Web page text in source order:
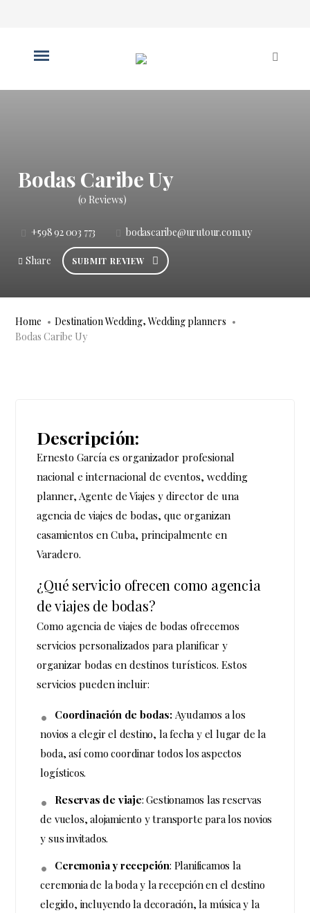
Bodas Caribe Uy
(0 Reviews)
+598 92 003 773 bodascaribe@urutour.com.uy
Share SUBMIT REVIEW
Home Destination Wedding,Wedding planners
Bodas Caribe Uy
Descripción:
Ernesto García es organizador profesional
nacional e internacional de eventos, wedding
planner, Agente de Viajes y director de una
agencia de viajes de bodas, que organizan
casamientos en Cuba, principalmente en
Varadero.
¿Qué servicio ofrecen como agencia
de viajes de bodas?
Como agencia de viajes de bodas ofrecemos
servicios personalizados para planificar y
organizar bodas en destinos turísticos. Estos
servicios pueden incluir:
Coordinación de bodas: Ayudamos a los
novios a elegir el destino, la fecha y el lugar de la
boda, así como coordinar todos los aspectos
logísticos.
Reservas de viaje: Gestionamos las reservas
de vuelos, alojamiento y transporte para los novios
y sus invitados.
Ceremonia y recepción: Planificamos la
ceremonia de la boda y la recepción en el destino
elegido, incluyendo la decoración, la música y la